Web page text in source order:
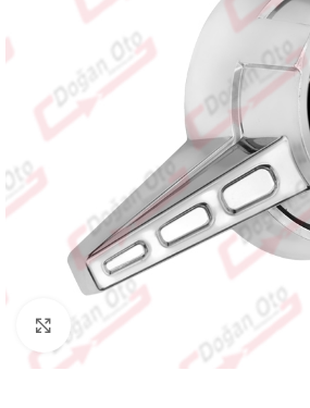
Büyütmek için tıklayın